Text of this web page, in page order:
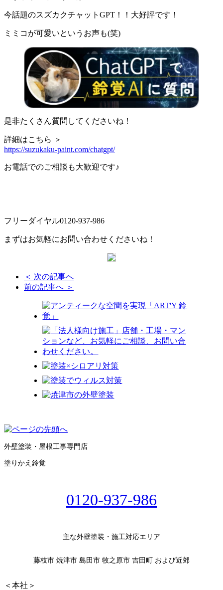
今話題のスズカクチャットGPT！！大好評です！
ミミコが可愛いというお声も(笑)
是非たくさん質問してくださいね！
詳細はこちら ＞
https://suzukaku-paint.com/chatgpt/
お電話でのご相談も大歓迎です♪
フリーダイヤル0120-937-986
まずはお気軽にお問い合わせくださいね！
＜ 次の記事へ
前の記事へ ＞
外壁塗装・屋根工事専門店
塗りかえ鈴覚
0120-937-986
主な外壁塗装・施工対応エリア
藤枝市 焼津市 島田市 牧之原市 吉田町 および近郊
＜本社＞